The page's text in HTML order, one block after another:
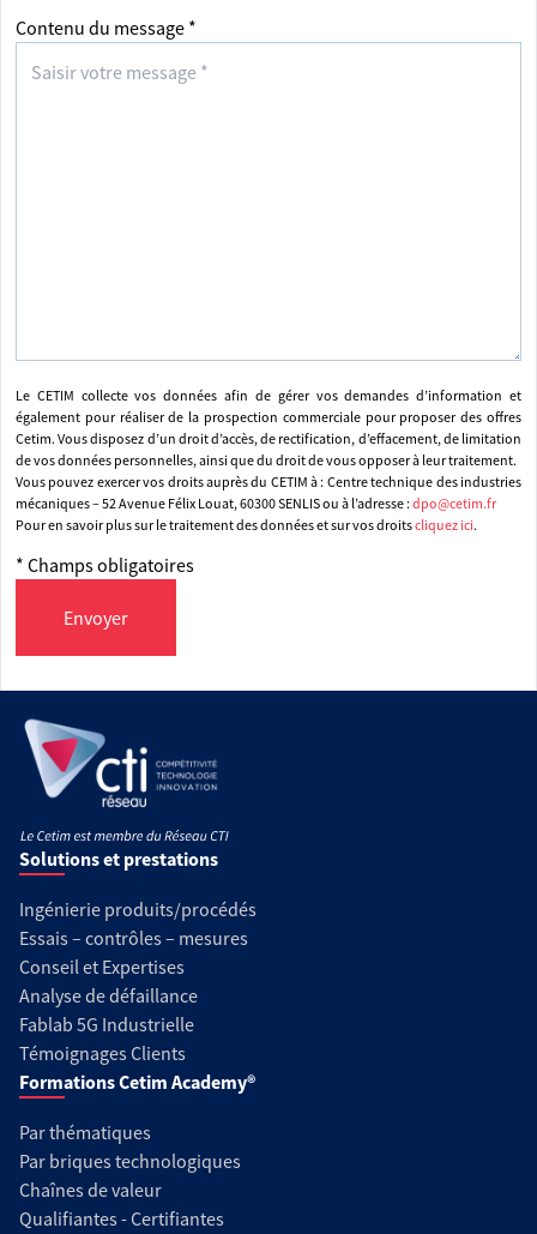
Contenu du message *
Le CETIM collecte vos données afin de gérer vos demandes d’information et
également pour réaliser de la prospection commerciale pour proposer des offres
Cetim. Vous disposez d’un droit d’accès, de rectification, d’effacement, de limitation
de vos données personnelles, ainsi que du droit de vous opposer à leur traitement.
Vous pouvez exercer vos droits auprès du CETIM à : Centre technique des industries
mécaniques – 52 Avenue Félix Louat, 60300 SENLIS ou à l’adresse : dpo@cetim.fr
Pour en savoir plus sur le traitement des données et sur vos droitscliquez ici.
* Champs obligatoires
Envoyer
Solutions et prestations
Ingénierie produits/procédés
Essais – contrôles – mesures
Conseil et Expertises
Analyse de défaillance
Fablab 5G Industrielle
Témoignages Clients
Formations Cetim Academy®
Par thématiques
Par briques technologiques
Chaînes de valeur
Qualifiantes - Certifiantes